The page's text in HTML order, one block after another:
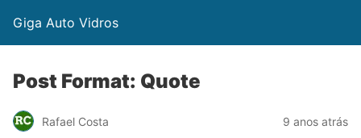
Giga Auto Vidros
Post Format: Quote
Rafael Costa 9 anos atrás